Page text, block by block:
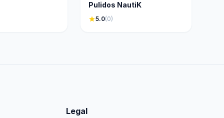
Pulidos NautiK
star5.0(0)
Legal